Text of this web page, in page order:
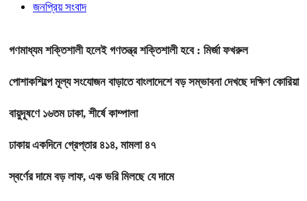
জনপ্রিয় সংবাদ
গণমাধ্যম শক্তিশালী হলেই গণতন্ত্র শক্তিশালী হবে : মির্জা ফখরুল
পোশাকশিল্পে মূল্য সংযোজন বাড়াতে বাংলাদেশে বড় সম্ভাবনা দেখছে দক্ষিণ কোরিয়া
বায়ুদূষণে ১৬তম ঢাকা, শীর্ষে কাম্পালা
ঢাকায় একদিনে গ্রেপ্তার ৪১৪, মামলা ৪৭
স্বর্ণের দামে বড় লাফ, এক ভরি মিলছে যে দামে